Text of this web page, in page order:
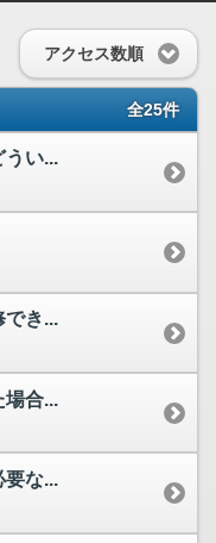
アクセス数順
全25件
うい...
でき...
場合...
要な...